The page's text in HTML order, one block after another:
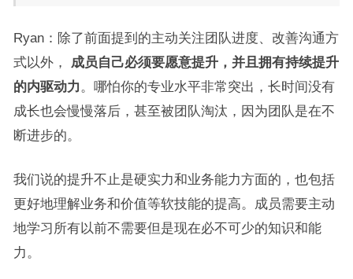
Ryan：除了前面提到的主动关注团队进度、改善沟通方
式以外， 成员自己必须要愿意提升，并且拥有持续提升
的内驱动力 。哪怕你的专业水平非常突出，长时间没有
成长也会慢慢落后，甚至被团队淘汰，因为团队是在不
断进步的。
我们说的提升不止是硬实力和业务能力方面的，也包括
更好地理解业务和价值等软技能的提高。成员需要主动
地学习所有以前不需要但是现在必不可少的知识和能
力。